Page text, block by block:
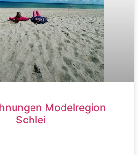
Modelregion
Schlei